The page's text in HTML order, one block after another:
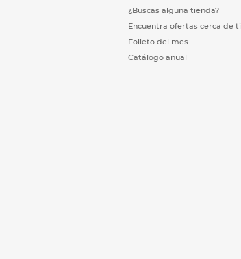
¿Buscas alguna tienda?
Encuentra ofertas cerca de ti
Folleto del mes
Catálogo anual